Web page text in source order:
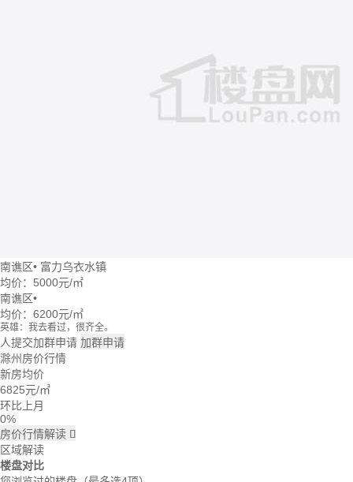
南谯区• 富力乌衣水镇
均价： 5000元/㎡
南谯区•
均价： 6200元/㎡
英雄：我去看过，很齐全。
牛转乾坤：这个楼盘价格波动大么？
回忆：我建议你们去楼盘看看。
大头：也可以直接咨询置业管家。
吃了么：什么时候大家一起去看看。
蓝天：上周我已经签合同了。
雪花飘飘：好的呢。
人提交加群申请 加群申请
滁州房价行情
新房均价
6825元/㎡
环比上月
0%
房价行情解读 
区域解读
楼盘对比